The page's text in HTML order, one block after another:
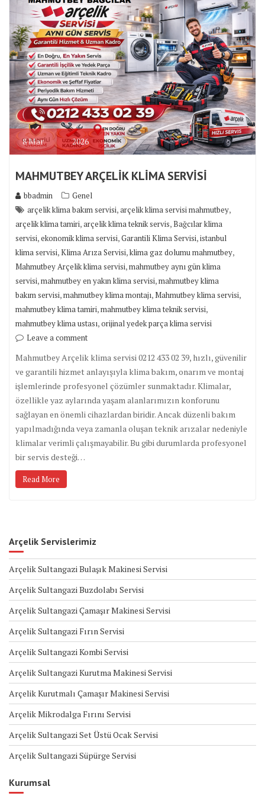
8Mar 2026
MAHMUTBEY ARÇELİK KLİMA SERVİSİ
bbadmin
Genel
arçelik klima bakım servisi,arçelik klima servisi mahmutbey,
arçelik klima tamiri,arçelik klima teknik servis,Bağcılar klima
servisi,ekonomik klima servisi,Garantili Klima Servisi,istanbul
klima servisi,Klima Arıza Servisi,klima gaz dolumu mahmutbey,
Mahmutbey Arçelik klima servisi,mahmutbey aynı gün klima
servisi,mahmutbey en yakın klima servisi,mahmutbey klima
bakım servisi,mahmutbey klima montajı,Mahmutbey klima servisi,
mahmutbey klima tamiri,mahmutbey klima teknik servisi,
mahmutbey klima ustası,orijinal yedek parça klima servisi
Leave a comment
Mahmutbey Arçelik klima servisi 0212 433 02 39, hızlı, güvenilir
ve garantili hizmet anlayışıyla klima bakım, onarım ve montaj
işlemlerinde profesyonel çözümler sunmaktadır. Klimalar,
özellikle yaz aylarında yaşam alanlarımızın konforunu
sağlayan en önemli cihazlardan biridir. Ancak düzenli bakım
yapılmadığında veya zamanla oluşan teknik arızalar nedeniyle
klimalar verimli çalışmayabilir. Bu gibi durumlarda profesyonel
bir servis desteği…
Read More
Arçelik Servislerimiz
Arçelik Sultangazi Bulaşık Makinesi Servisi
Arçelik Sultangazi Buzdolabı Servisi
Arçelik Sultangazi Çamaşır Makinesi Servisi
Arçelik Sultangazi Fırın Servisi
Arçelik Sultangazi Kombi Servisi
Arçelik Sultangazi Kurutma Makinesi Servisi
Arçelik Kurutmalı Çamaşır Makinesi Servisi
Arçelik Mikrodalga Fırını Servisi
Arçelik Sultangazi Set Üstü Ocak Servisi
Arçelik Sultangazi Süpürge Servisi
Kurumsal